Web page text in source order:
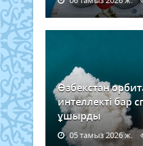
Өзбекстан
интеллекті бар
ұшырды
05 тамыз 2026 ж.